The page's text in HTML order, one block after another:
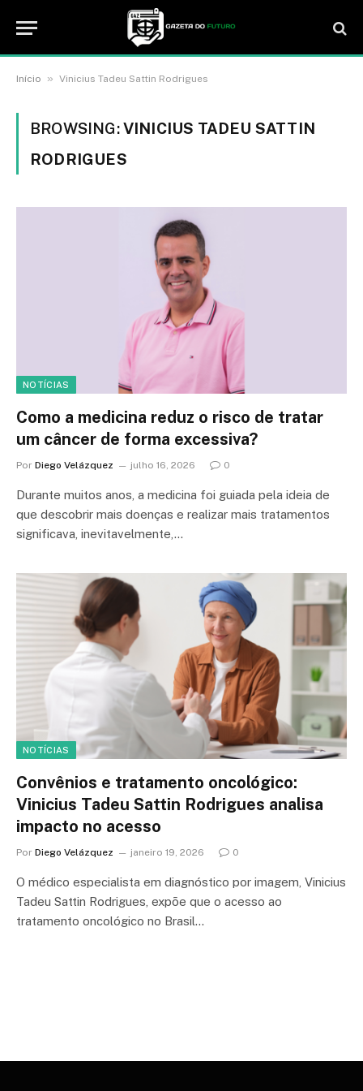
Início » Vinicius Tadeu Sattin Rodrigues
BROWSING:VINICIUS TADEU SATTIN
RODRIGUES
NOTÍCIAS
Como a medicina reduz o risco de tratar
um câncer de forma excessiva?
Por Diego Velázquez julho 16, 2026 0
Durante muitos anos, a medicina foi guiada pela ideia de
que descobrir mais doenças e realizar mais tratamentos
significava, inevitavelmente,…
NOTÍCIAS
Convênios e tratamento oncológico:
Vinicius Tadeu Sattin Rodrigues analisa
impacto no acesso
Por Diego Velázquez janeiro 19, 2026 0
O médico especialista em diagnóstico por imagem, Vinicius
Tadeu Sattin Rodrigues, expõe que o acesso ao
tratamento oncológico no Brasil…